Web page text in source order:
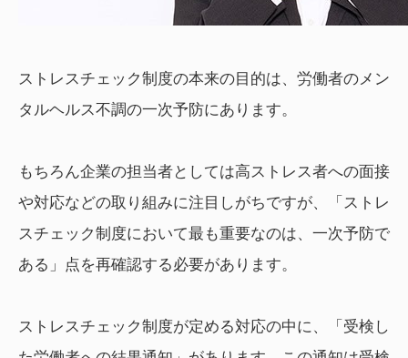
ストレスチェック制度の本来の目的は、労働者のメン
タルヘルス不調の一次予防にあります。
もちろん企業の担当者としては高ストレス者への面接
や対応などの取り組みに注目しがちですが、「ストレ
スチェック制度において最も重要なのは、一次予防で
ある」点を再確認する必要があります。
ストレスチェック制度が定める対応の中に、「受検し